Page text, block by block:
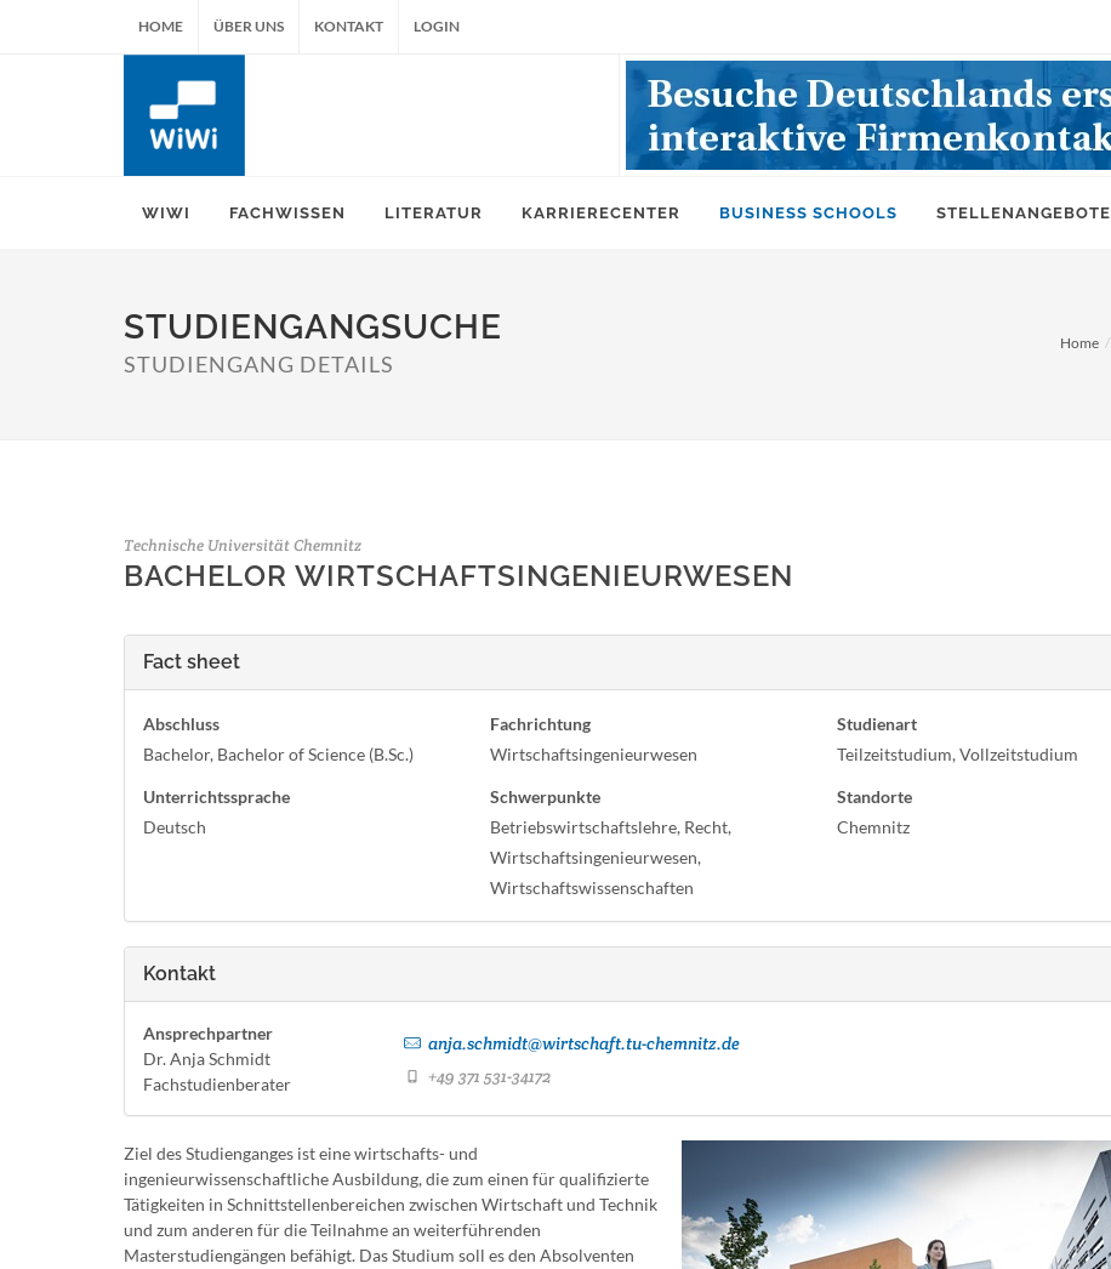
HOME ÜBER UNS KONTAKT LOGIN
WIWI FACHWISSEN LITERATUR KARRIERECENTER BUSINESS SCHOOLS STELLENANGEBOTE
STUDIENGANGSUCHE
STUDIENGANG DETAILS
Home
Technische Universität Chemnitz
BACHELOR WIRTSCHAFTSINGENIEURWESEN
Fact sheet
Abschluss
Bachelor, Bachelor of Science (B.Sc.)
Unterrichtssprache
Deutsch
Fachrichtung
Wirtschaftsingenieurwesen
Schwerpunkte
Betriebswirtschaftslehre, Recht,
Wirtschaftsingenieurwesen,
Wirtschaftswissenschaften
Studienart
Teilzeitstudium, Vollzeitstudium
Standorte
Chemnitz
Kontakt
Ansprechpartner
Dr. Anja Schmidt
Fachstudienberater
anja.schmidt@wirtschaft.tu-chemnitz.de
+49 371 531-34172
Ziel des Studienganges ist eine wirtschafts- und
ingenieurwissenschaftliche Ausbildung, die zum einen für qualifizierte
Tätigkeiten in Schnittstellenbereichen zwischen Wirtschaft und Technik
und zum anderen für die Teilnahme an weiterführenden
Masterstudiengängen befähigt. Das Studium soll es den Absolventen